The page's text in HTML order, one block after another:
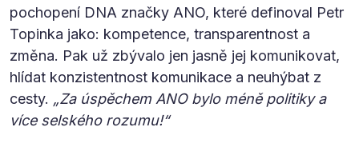
pochopení DNA značky ANO, které definoval Petr
Topinka jako: kompetence, transparentnost a
změna. Pak už zbývalo jen jasně jej komunikovat,
hlídat konzistentnost komunikace a neuhýbat z
cesty. „Za úspěchem ANO bylo méně politiky a
více selského rozumu!“